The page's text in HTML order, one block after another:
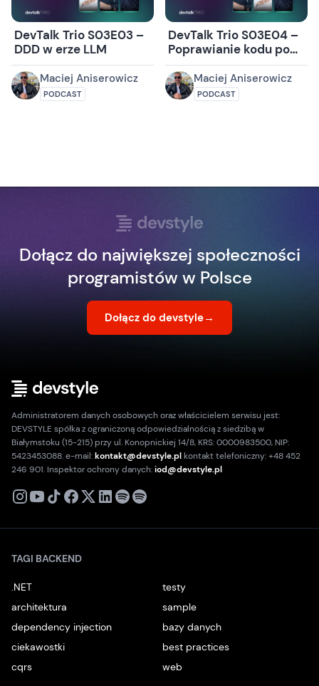
DevTalk Trio S03E03 –
DDD w erze LLM
Maciej Aniserowicz
PODCAST
DevTalk Trio S03E04 –
Poprawianie kodu po
LLM-ie
Maciej Aniserowicz
PODCAST
Dołącz do największej społeczności
programistów w Polsce
Dołącz do devstyle→
Administratorem danych osobowych oraz właścicielem serwisu jest:
DEVSTYLE spółka z ograniczoną odpowiedzialnością z siedzibą w
Białymstoku (15-215) przy ul. Konopnickiej 14/8, KRS: 0000983500, NIP:
5423453088. e-mail:kontakt@devstyle.plkontakt telefoniczny: +48 452
246 901. Inspektor ochrony danych:iod@devstyle.pl
X
TAGI BACKEND
.NET
testy
architektura
sample
dependency injection
bazy danych
ciekawostki
best practices
cqrs
web